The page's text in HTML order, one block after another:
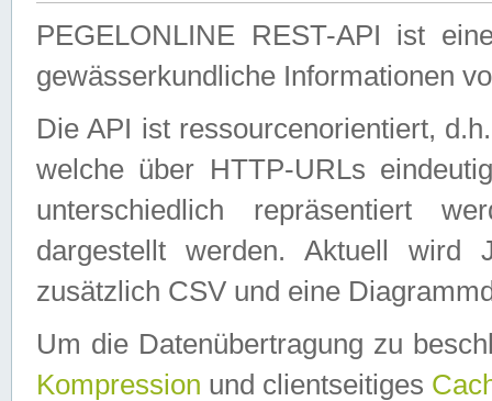
PEGELONLINE REST-API ist
gewässerkundliche Informationen
Die API ist ressourcenorientiert,
welche über HTTP-URLs
unterschiedlich repräsentiert
dargestellt werden. Aktuell wird
zusätzlich CSV und eine
Um die Datenübertragung zu
Kompression und clientseitiges